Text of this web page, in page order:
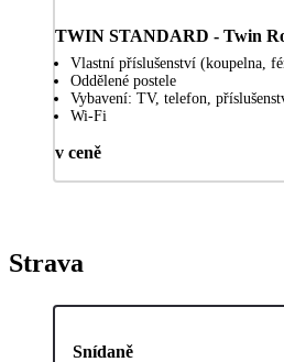
TWIN STANDARD - Twin
Vlastní příslušenství (koupelna,
Oddělené postele
Vybavení: TV, telefon,
Wi-Fi
v ceně
Strava
Snídaně